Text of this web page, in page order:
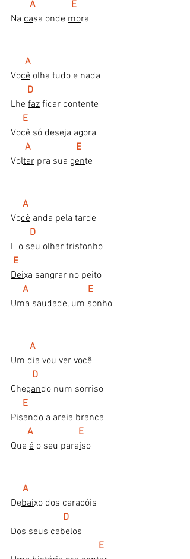
      A               E
Na casa onde mora
    A
Você olha tudo e nada
  D
Lhe faz ficar contente
   E
Você só deseja agora
A                   E
Voltar pra sua gente
A
Você anda pela tarde
D
E o seu olhar tristonho
E
Deixa sangrar no peito
A                         E
Uma saudade, um sonho
A
Um dia vou ver você
  D
Chegando num sorriso
E
Pisando a areia branca
  A                   E
Que é o seu paraíso
A
Debaixo dos caracóis
D
Dos seus cabelos
E